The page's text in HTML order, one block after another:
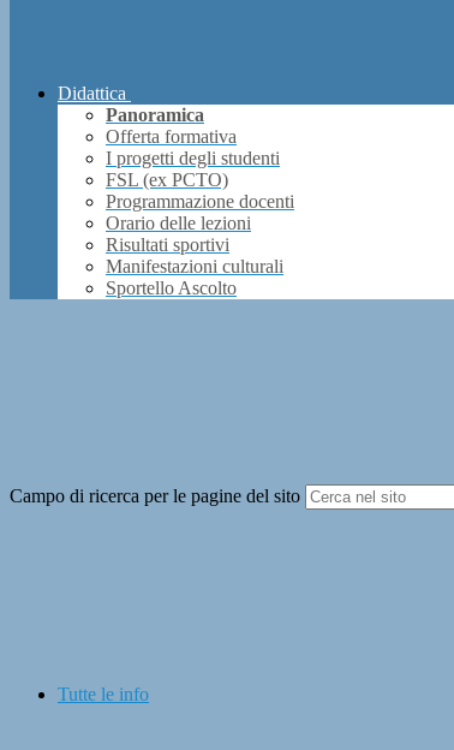
Didattica
Panoramica
Offerta formativa
I progetti degli studenti
FSL (ex PCTO)
Programmazione docenti
Orario delle lezioni
Risultati sportivi
Manifestazioni culturali
Sportello Ascolto
Campo di ricerca per le pagine del sito
Tutte le info